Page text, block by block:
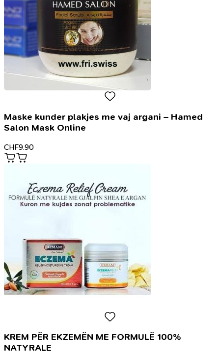
Maske kunder plakjes me vaj argani – Hamed
Salon Mask Online
CHF9.90
KREM PËR EKZEMËN ME FORMULË 100%
NATYRALE